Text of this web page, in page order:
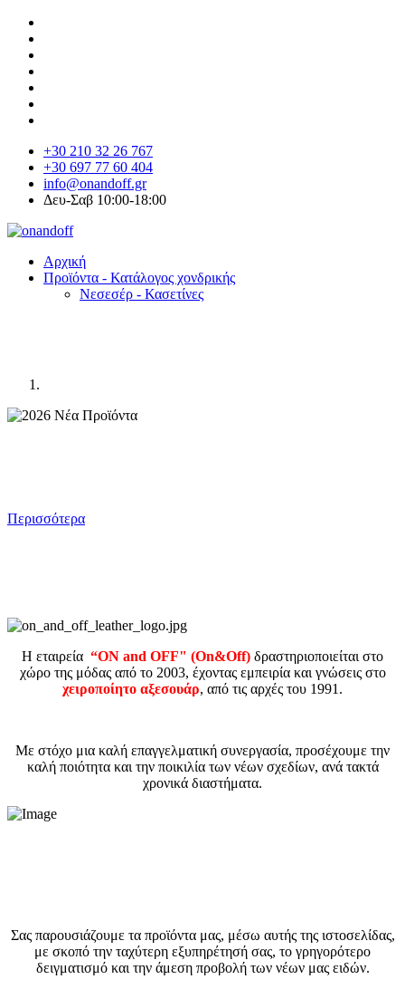
+30 210 32 26 767
+30 697 77 60 404
info@onandoff.gr
Δευ-Σαβ 10:00-18:00
Αρχική
Προϊόντα - Κατάλογος χονδρικής
Νεσεσέρ - Κασετίνες
Περισσότερα
H εταιρεία “ΟΝ and OFF" (On&Off) δραστηριοποιείται στο
χώρο της μόδας από το 2003, έχοντας εμπειρία και γνώσεις στο
χειροποίητο αξεσουάρ, από τις αρχές του 1991.
Με στόχο μια καλή επαγγελματική συνεργασία, προσέχουμε την
καλή ποιότητα και την ποικιλία των νέων σχεδίων, ανά τακτά
χρονικά διαστήματα.
Σας παρουσιάζουμε τα προϊόντα μας, μέσω αυτής της ιστοσελίδας,
με σκοπό την ταχύτερη εξυπηρέτησή σας, το γρηγορότερο
δειγματισμό και την άμεση προβολή των νέων μας ειδών.